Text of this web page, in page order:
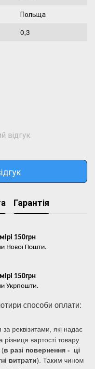
Польща
0,3
відгук
Гарантія
150грн
Нової Пошти.
150грн
Укрпошти.
способи оплати:
за реквізитами, які надає
вартості товару
(в разі повернення - ці
витрати). Таким чином